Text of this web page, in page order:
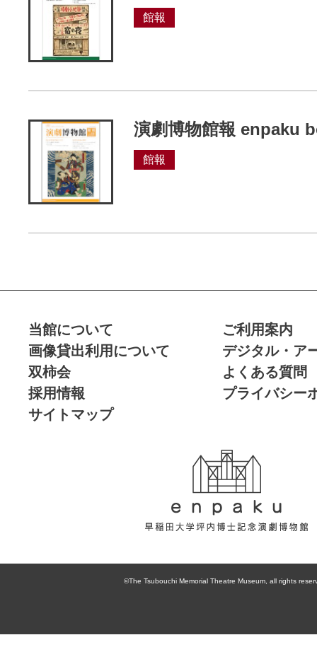
館報
演劇博物館報 enpaku
館報
当館について
ご利用案内
画像貸出利用について
デジタル・ア
双柿会
よくある質問
採用情報
プライバシー
サイトマップ
大学坪内博士記
念演劇博物館
©The Tsubouchi Memorial Theatre Museum, all rights